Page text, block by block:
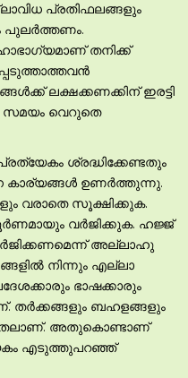
പ്രതിഫലങ്ങളും
പുലര്‍ത്തണം.
തനിക്ക്
ലക്ഷക്കണക്കിന് ഇരട്ടി
സമയം വെറുതെ
ശ്രദ്ധിക്കേണ്ടതും
കാര്യങ്ങള്‍ ഉണര്‍ത്തുന്നു.
വരാതെ സൂക്ഷിക്കുക.
വര്‍ജിക്കുക. ഹജ്ജ്
അല്ലാഹു
നിന്നും എല്ലാ
ഭാഷക്കാരും
തര്‍ക്കങ്ങളും ബഹളങ്ങളും
അതുകൊണ്ടാണ്
എടുത്തുപറഞ്ഞ്